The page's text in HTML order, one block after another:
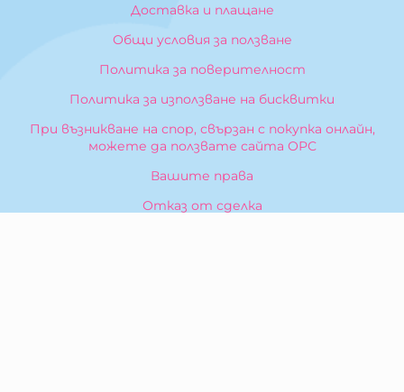
Доставка и плащане
Общи условия за ползване
Политика за поверителност
Политика за използване на бисквитки
При възникване на спор, свързан с покупка онлайн,
можете да ползвате сайта ОРС
Вашите права
Отказ от сделка